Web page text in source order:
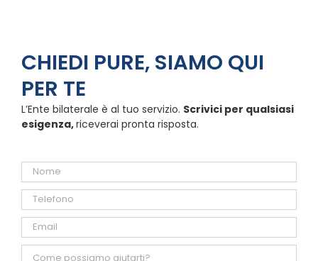
CHIEDI PURE, SIAMO QUI
PER TE
L’Ente bilaterale è al tuo servizio. Scrivici per qualsiasi
esigenza,riceverai pronta risposta.